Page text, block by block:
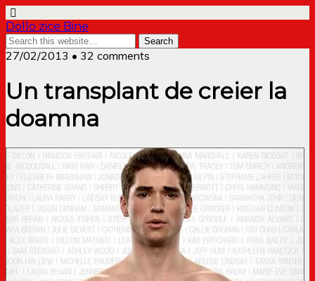
Dollo zice Bine
27/02/2013 • 32 comments
Un transplant de creier la
doamna